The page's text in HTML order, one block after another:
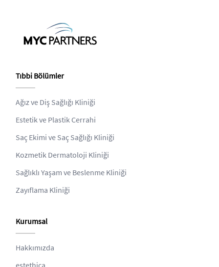
Tıbbi Bölümler
Ağız ve Diş Sağlığı Kliniği
Estetik ve Plastik Cerrahi
Saç Ekimi ve Saç Sağlığı Kliniği
Kozmetik Dermatoloji Kliniği
Sağlıklı Yaşam ve Beslenme Kliniği
Zayıflama Kliniği
Kurumsal
Hakkımızda